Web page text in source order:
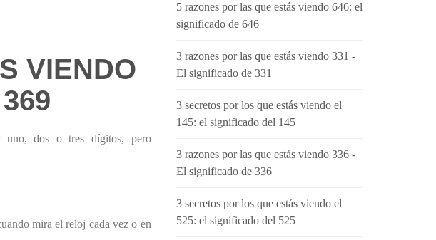
VIENDO
uno, dos o tres dígitos, pero
mira el reloj cada vez o en
5 razones por las que estás viendo 646: el
significado de 646
3 razones por las que estás viendo 331 -
El significado de 331
3 secretos por los que estás viendo el
145: el significado del 145
3 razones por las que estás viendo 336 -
El significado de 336
3 secretos por los que estás viendo el
525: el significado del 525